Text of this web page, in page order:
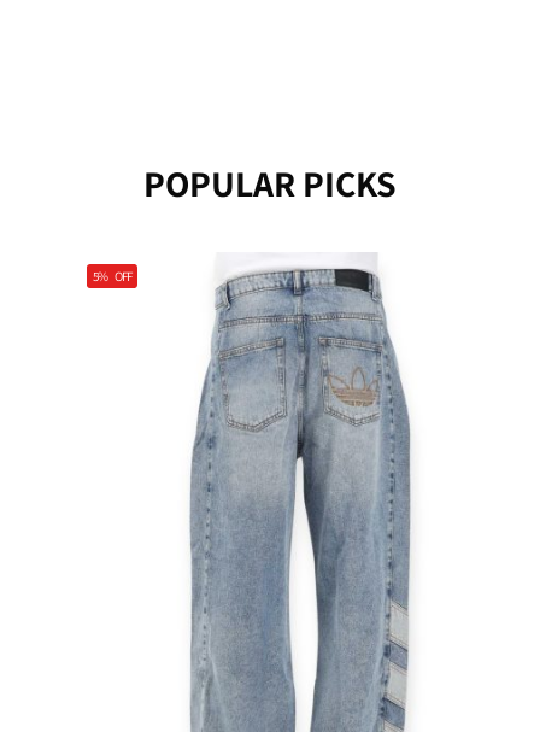
POPULAR PICKS
5% OFF